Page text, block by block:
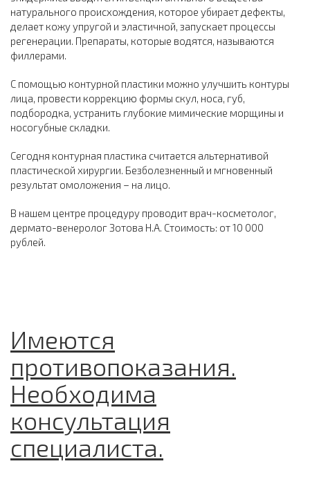
натурального происхождения, которое убирает дефекты,
делает кожу упругой и эластичной, запускает процессы
регенерации. Препараты, которые водятся, называются
филлерами.
С помощью контурной пластики можно улучшить контуры
лица, провести коррекцию формы скул, носа, губ,
подбородка, устранить глубокие мимические морщины и
носогубные складки.
Сегодня контурная пластика считается альтернативой
пластической хирургии. Безболезненный и мгновенный
результат омоложения – на лицо.
В нашем центре процедуру проводит врач-косметолог,
дермато-венеролог Зотова Н.А. Стоимость: от 10 000
рублей.
Имеются
противопоказания.
Необходима
консультация
специалиста.